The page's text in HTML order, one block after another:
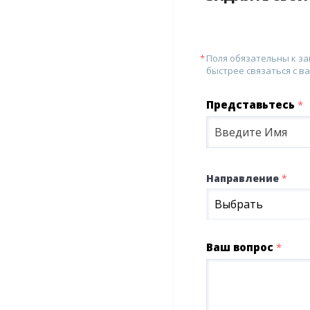
Поля обязательны к
быстрее связаться с
Представьтесь *
Направление *
Выбрать
Ваш вопрос *